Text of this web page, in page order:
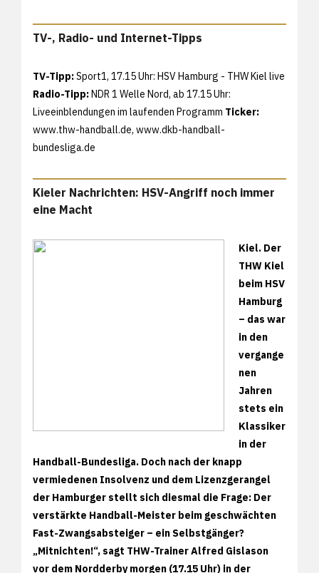
TV-, Radio- und Internet-Tipps
TV-Tipp:Sport1, 17.15 Uhr: HSV Hamburg - THW Kiel live
Radio-Tipp:NDR 1 Welle Nord, ab 17.15 Uhr:
Liveeinblendungen im laufenden Programm Ticker:
www.thw-handball.de, www.dkb-handball-
bundesliga.de
Kieler Nachrichten: HSV-Angriff noch immer
eine Macht
Kiel. Der
THW Kiel
beim HSV
Hamburg
– das war
in den
vergange
nen
Jahren
stets ein
Klassiker
in der
Handball-Bundesliga. Doch nach der knapp
vermiedenen Insolvenz und dem Lizenzgerangel
der Hamburger stellt sich diesmal die Frage: Der
verstärkte Handball-Meister beim geschwächten
Fast-Zwangsabsteiger – ein Selbstgänger?
„Mitnichten!“, sagt THW-Trainer Alfred Gislason
vor dem Nordderby morgen (17.15 Uhr) in der